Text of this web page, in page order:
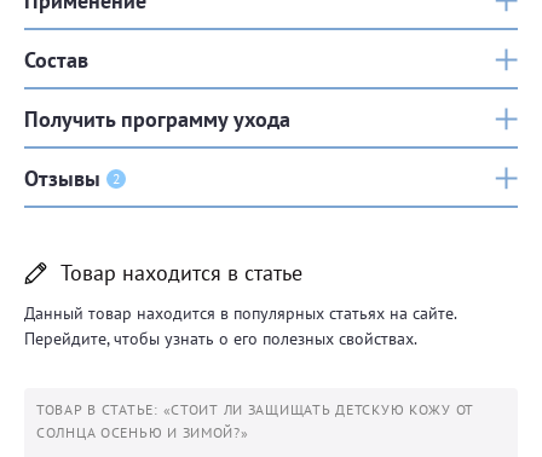
Состав
Получить программу ухода
Отзывы 2
Товар находится в статье
Данный товар находится в популярных статьях на сайте.
Перейдите, чтобы узнать о его полезных свойствах.
ТОВАР В СТАТЬЕ: «СТОИТ ЛИ ЗАЩИЩАТЬ ДЕТСКУЮ КОЖУ ОТ
СОЛНЦА ОСЕНЬЮ И ЗИМОЙ?»